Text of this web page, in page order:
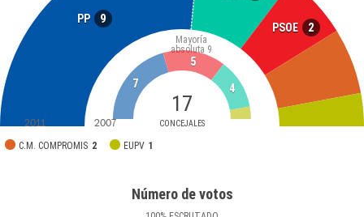
PP 9
PSOE 2
17
CONCEJALES
Mayoría
absoluta 9
C.M. COMPROMIS 2 EUPV 1
7
5
4
2011 2007
Número de votos